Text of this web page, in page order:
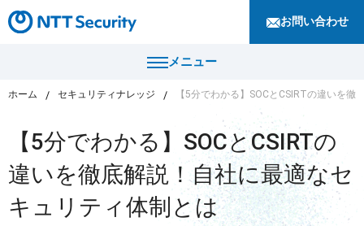
お問い合わせ
メニュー
製品・サービス
セキュリティコンサルティング・教育・相談
導入事例
ホーム セキュリティナレッジ 【5分でわかる】SOCとCSIRTの違いを
【5分でわかる】SOCとCSIRTの
違いを徹底解説！自社に最適なセ
キュリティ体制とは